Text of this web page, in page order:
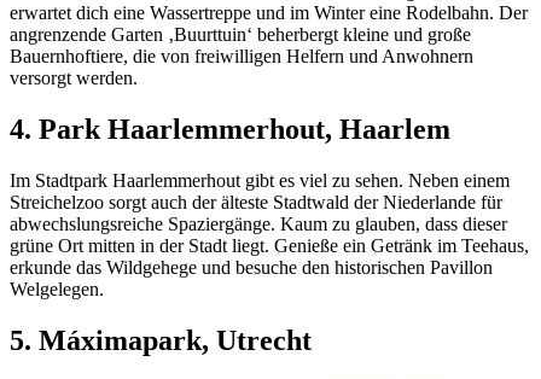
erwartet dich eine Wassertreppe und im Winter eine Rodelbahn. Der
angrenzende Garten ‚Buurttuin‘ beherbergt kleine und große
Bauernhoftiere, die von freiwilligen Helfern und Anwohnern
versorgt werden.
4. Park Haarlemmerhout, Haarlem
Im Stadtpark Haarlemmerhout gibt es viel zu sehen. Neben einem
Streichelzoo sorgt auch der älteste Stadtwald der Niederlande für
abwechslungsreiche Spaziergänge. Kaum zu glauben, dass dieser
grüne Ort mitten in der Stadt liegt. Genieße ein Getränk im Teehaus,
erkunde das Wildgehege und besuche den historischen Pavillon
Welgelegen.
5. Máximapark, Utrecht